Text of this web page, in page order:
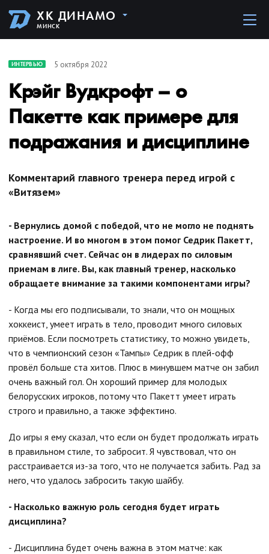
ХК ДИНАМО
МИНСК
ИНТЕРВЬЮ 5 октября 2022
Крэйг Вудкрофт – о
Пакетте как примере для
подражания и дисциплине
Комментарий главного тренера перед игрой с
«Витязем»
- Вернулись домой с победой, что не могло не поднять
настроение. И во многом в этом помог Седрик Пакетт,
сравнявший счет. Сейчас он в лидерах по силовым
приемам в лиге. Вы, как главный тренер, насколько
обращаете внимание за такими компонентами игры?
- Когда мы его подписывали, то знали, что он мощных
хоккеист, умеет играть в тело, проводит много силовых
приёмов. Если посмотреть статистику, то можно увидеть,
что в чемпионский сезон «Тампы» Седрик в плей-офф
провёл больше ста хитов. Плюс в минувшем матче он забил
очень важный гол. Он хороший пример для молодых
белорусских игроков, потому что Пакетт умеет играть
строго и правильно, а также эффектино.
До игры я ему сказал, что если он будет продолжать играть
в правильном стиле, то забросит. Я чувствовал, что он
расстраивается из-за того, что не получается забить. Рад за
него, что удалось забросить такую шайбу.
- Насколько важную роль сегодня будет играть
дисциплина?
- Дисциплина будет очень важна в этом матче: как